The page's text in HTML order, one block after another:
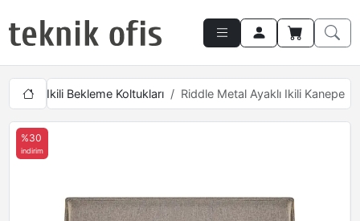
Ikili Bekleme Koltukları Riddle Metal Ayaklı Ikili Kanepe
%30
indirim